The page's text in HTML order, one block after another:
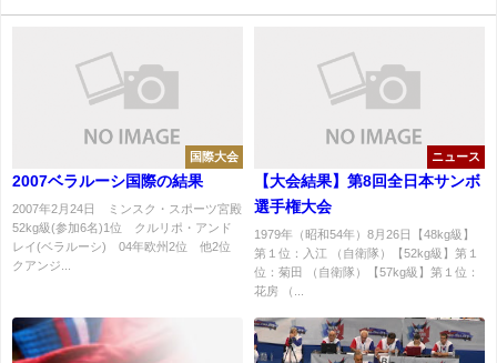
国際大会
2007ベラルーシ国際の結果
2007年2月24日 ミンスク・スポーツ宮殿
52kg級(参加6名)1位 クルリポ・アンド
レイ(ベラルーシ) 04年欧州2位 他2位
クアンジ...
ニュース
【大会結果】第8回全日本サンボ
選手権大会
1979年（昭和54年）8月26日【48kg級】
第１位：入江 （自衛隊）【52kg級】第１
位：菊田 （自衛隊）【57kg級】第１位：
花房 （...